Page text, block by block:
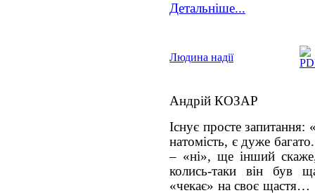
Детальніше...
Людина надії
Андрій КОЗАР
Існує просте
натомість, є дуже
– «ні», ще інший
колись-таки він був
«чекає» на своє